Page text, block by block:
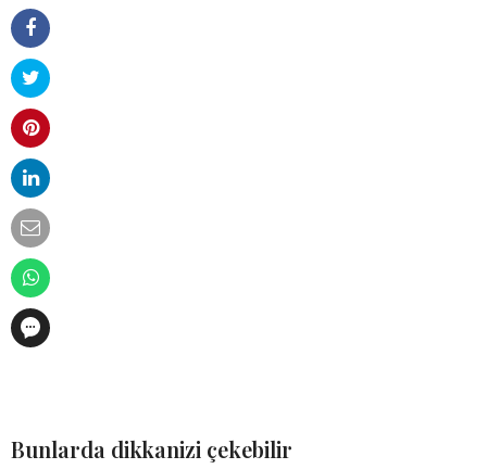
Bunlarda dikkanizi çekebilir